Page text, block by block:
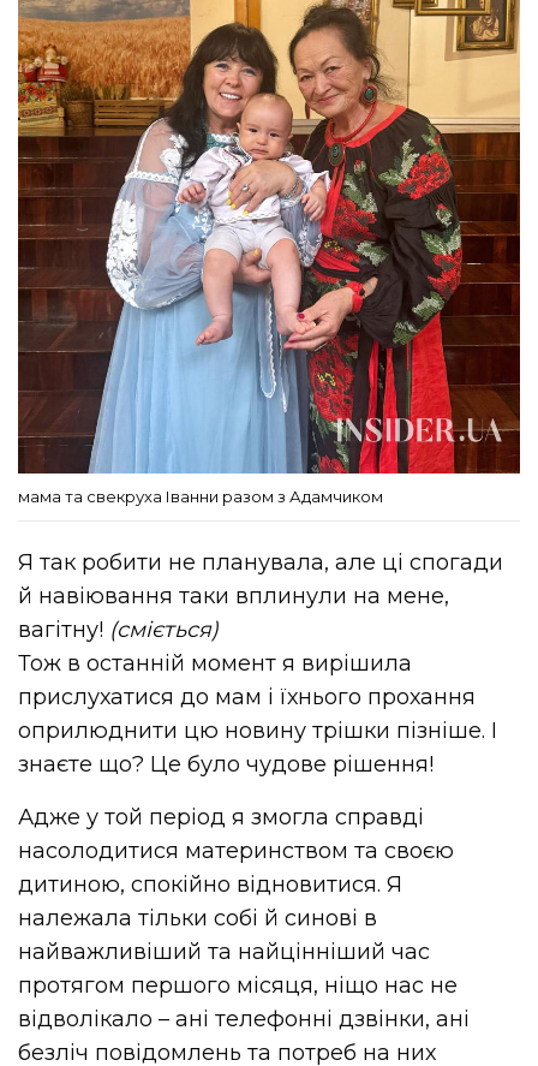
мама та свекруха Іванни разом з Адамчиком
Я так робити не планувала, але ці спогади
й навіювання таки вплинули на мене,
вагітну! (сміється)
Тож в останній момент я вирішила
прислухатися до мам і їхнього прохання
оприлюднити цю новину трішки пізніше. І
знаєте що? Це було чудове рішення!
Адже у той період я змогла справді
насолодитися материнством та своєю
дитиною, спокійно відновитися. Я
належала тільки собі й синові в
найважливіший та найцінніший час
протягом першого місяця, ніщо нас не
відволікало – ані телефонні дзвінки, ані
безліч повідомлень та потреб на них